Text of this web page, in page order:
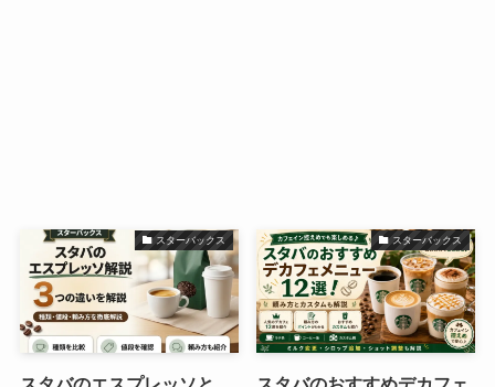
スターバックス スターバックス